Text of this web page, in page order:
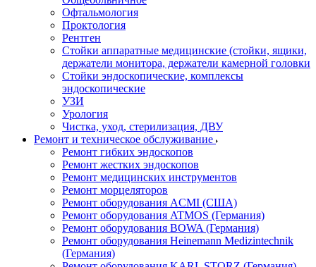
Офтальмология
Проктология
Рентген
Стойки аппаратные медицинские (стойки, ящики,
держатели монитора, держатели камерной головки
Стойки эндоскопические, комплексы
эндоскопические
УЗИ
Урология
Чистка, уход, стерилизация, ДВУ
Ремонт и техническое обслуживание
Ремонт гибких эндоскопов
Ремонт жестких эндоскопов
Ремонт медицинских инструментов
Ремонт морцеляторов
Ремонт оборудования ACMI (США)
Ремонт оборудования ATMOS (Германия)
Ремонт оборудования BOWA (Германия)
Ремонт оборудования Heinemann Medizintechnik
(Германия)